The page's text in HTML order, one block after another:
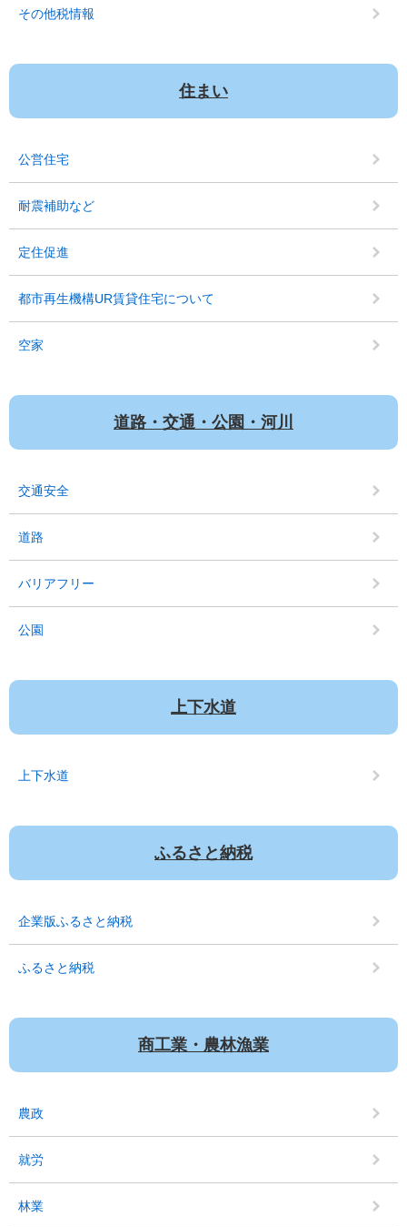
その他税情報
住まい
公営住宅
耐震補助など
定住促進
都市再生機構UR賃貸住宅について
空家
道路・交通・公園・河川
交通安全
道路
バリアフリー
公園
上下水道
上下水道
ふるさと納税
企業版ふるさと納税
ふるさと納税
商工業・農林漁業
農政
就労
林業